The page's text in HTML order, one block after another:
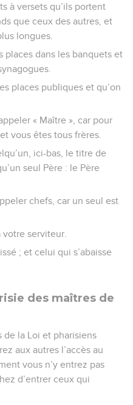
à versets qu’ils portent
que ceux des autres, et
longues.
dans les banquets et
places publiques et qu’on
« Maître », car pour
vous êtes tous frères.
ici-bas, le titre de
seul Père : le Père
chefs, car un seul est
votre serviteur.
; et celui qui s’abaisse
des maîtres de
la Loi et pharisiens
aux autres l’accès au
vous n’y entrez pas
d’entrer ceux qui